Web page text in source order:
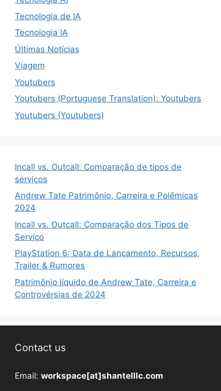
Tecnologia de IA
Tecnologia IA
Últimas Notícias
Viagem
Youtubers
Youtubers (Portuguese Translation): Youtubers
Youtubers (Youtubers)
Incall vs. Outcall: Comparação de tipos de
serviços
Andrew Tate Patrimônio, Carreira e Polêmicas
2024
Incall vs. Outcall: Comparação dos Tipos de
Serviço
PlayStation 6: Data de Lançamento, Recursos,
Trailer & Rumores
Patrimônio líquido de Andrew Tate, Carreira e
Controvérsias de 2024
Contact us
Email: workspace[at]shantelllc.com